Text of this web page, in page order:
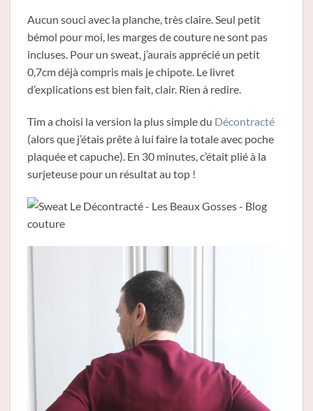
Aucun souci avec la planche, très claire. Seul petit
bémol pour moi, les marges de couture ne sont pas
incluses. Pour un sweat, j’aurais apprécié un petit
0,7cm déjà compris mais je chipote. Le livret
d’explications est bien fait, clair. Rien à redire.
Tim a choisi la version la plus simple du Décontracté
(alors que j’étais prête à lui faire la totale avec poche
plaquée et capuche). En 30 minutes, c’était plié à la
surjeteuse pour un résultat au top !